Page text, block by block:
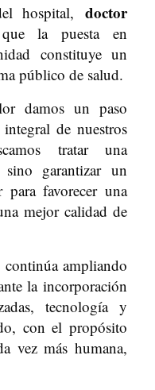
hospital, doctor
la puesta en
constituye un
público de salud.
damos un paso
de nuestros
tratar una
garantizar un
favorecer una
mejor calidad de
ampliando
la incorporación
tecnología y
con el propósito
vez más humana,